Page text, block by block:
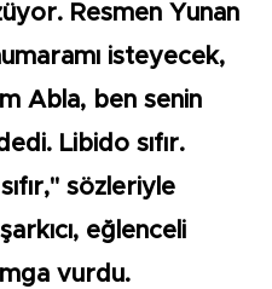
Resmen Yunan
isteyecek,
Abla, ben senin
Libido sıfır.
sözleriyle
eğlenceli
vurdu.